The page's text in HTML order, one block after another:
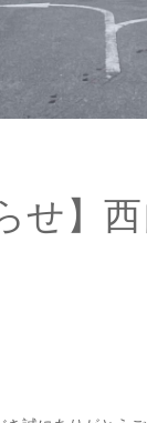
せ】